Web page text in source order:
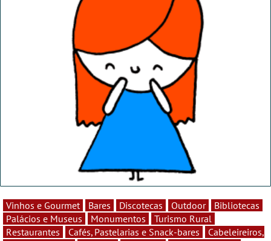
Vinhos e Gourmet Bares Discotecas Outdoor
Bibliotecas
Palácios e Museus
Monumentos
Turismo Rural
Restaurantes
Cafés, Pastelarias e Snack-bares
Cabeleireiros,